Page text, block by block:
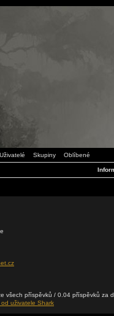
Uživatelé Skupiny Oblíbené
všech příspěvků / 0.04 příspěvků za
uživatele Shark